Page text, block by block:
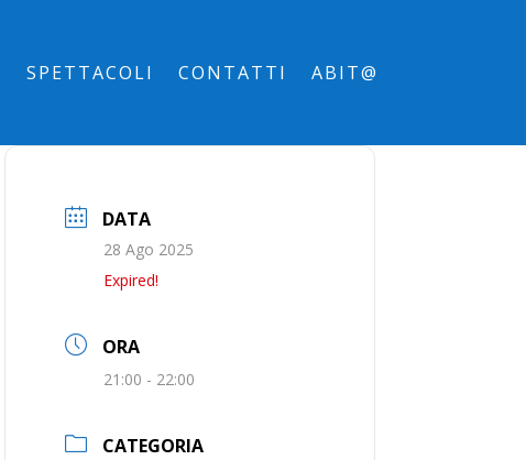
SPETTACOLI CONTATTI ABIT@
DATA
28 Ago 2025
Expired!
ORA
21:00 - 22:00
CATEGORIA